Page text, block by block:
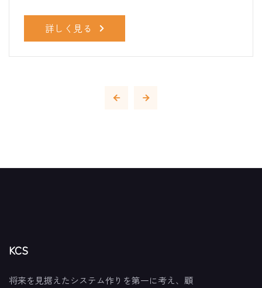
詳しく見る
KCS
将来を見据えたシステム作りを第一に考え、顧